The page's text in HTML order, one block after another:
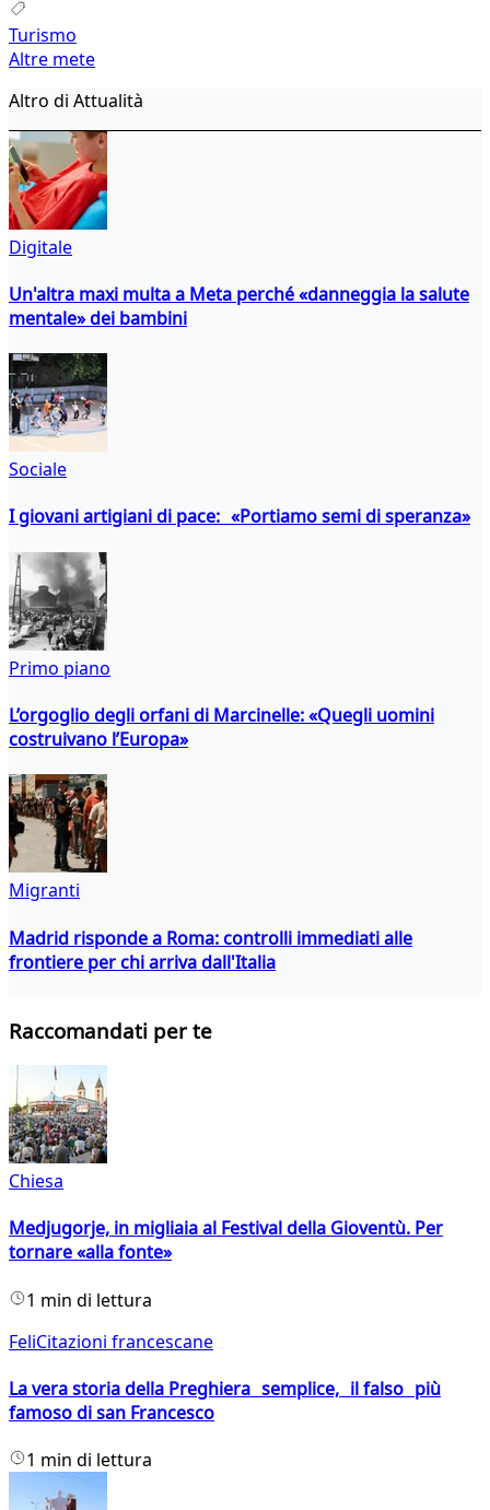
Turismo
Altre mete
Altro di Attualità
Digitale
Un'altra maxi multa a Meta perché «danneggia la salute
mentale» dei bambini
Sociale
I giovani artigiani di pace: «Portiamo semi di speranza»
Primo piano
L’orgoglio degli orfani di Marcinelle: «Quegli uomini
costruivano l’Europa»
Migranti
Madrid risponde a Roma: controlli immediati alle
frontiere per chi arriva dall'Italia
Raccomandati per te
Chiesa
Medjugorje, in migliaia al Festival della Gioventù. Per
tornare «alla fonte»
1 min di lettura
FeliCitazioni francescane
La vera storia della Preghiera semplice, il falso più
famoso di san Francesco
1 min di lettura